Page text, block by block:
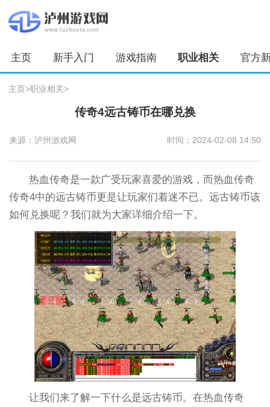
主页 新手入门 游戏指南 职业相关 官方
主页>职业相关>
传奇4远古铸币在哪兑换
来源：泸州游戏网 时间：2024-02-08 14:50
热血传奇是一款广受玩家喜爱的游戏，而热血传奇
传奇4中的远古铸币更是让玩家们着迷不已。远古铸币该
如何兑换呢？我们就为大家详细介绍一下。
让我们来了解一下什么是远古铸币。在热血传奇